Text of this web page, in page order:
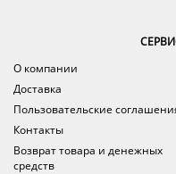
О компании
Доставка
Пользовательские
Контакты
Возврат товара и денежных
средств